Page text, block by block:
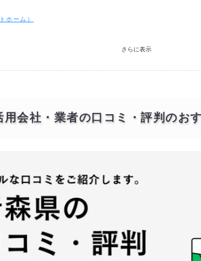
ホーム）
を得意とする会社の一覧
に精通しているか
ナンス体制
口コミ以外に知っておきたい利回り率や初期費
さらに表示
用会社・業者の口コミ・評判のお